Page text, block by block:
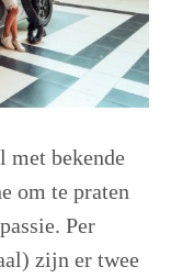
met bekende
om te praten
Per
zijn er twee